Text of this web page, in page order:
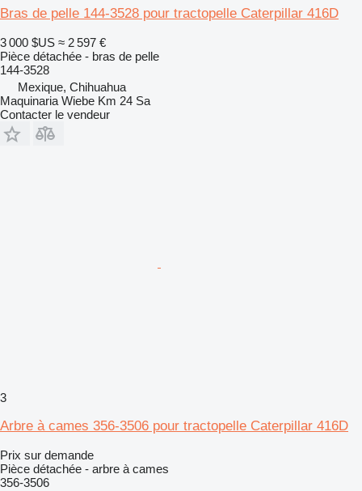
Bras de pelle 144-3528 pour tractopelle Caterpillar 416D
3 000 $US ≈ 2 597 €
Pièce détachée - bras de pelle
144-3528
Mexique, Chihuahua
Maquinaria Wiebe Km 24 Sa
Contacter le vendeur
3
Arbre à cames 356-3506 pour tractopelle Caterpillar 416D
Prix sur demande
Pièce détachée - arbre à cames
356-3506